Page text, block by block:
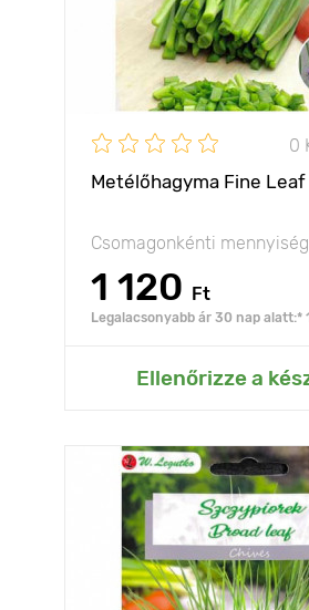
0
Metélőhagyma Fine Leaf
Csomagonkénti
1 120 Ft
Legalacsonyabb ár 30 nap alatt:*
Ellenőrizze a